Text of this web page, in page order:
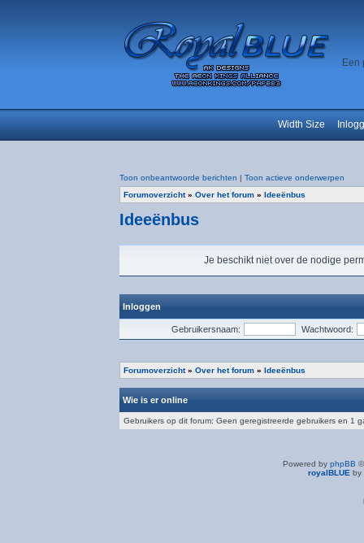
Een
Width Size
Toon onbeantwoorde berichten | Toon actieve onderwerpen
Forumoverzicht» Over het forum » Ideeënbus
Ideeënbus
Je beschikt niet over de nodige
Inloggen
Gebruikersnaam: Wachtwoord:
Forumoverzicht» Over het forum » Ideeënbus
Wie is er online
Gebruikers op dit forum: Geen geregistreerde gebruikers en 1
Powered by phpBB
royalBLUE by